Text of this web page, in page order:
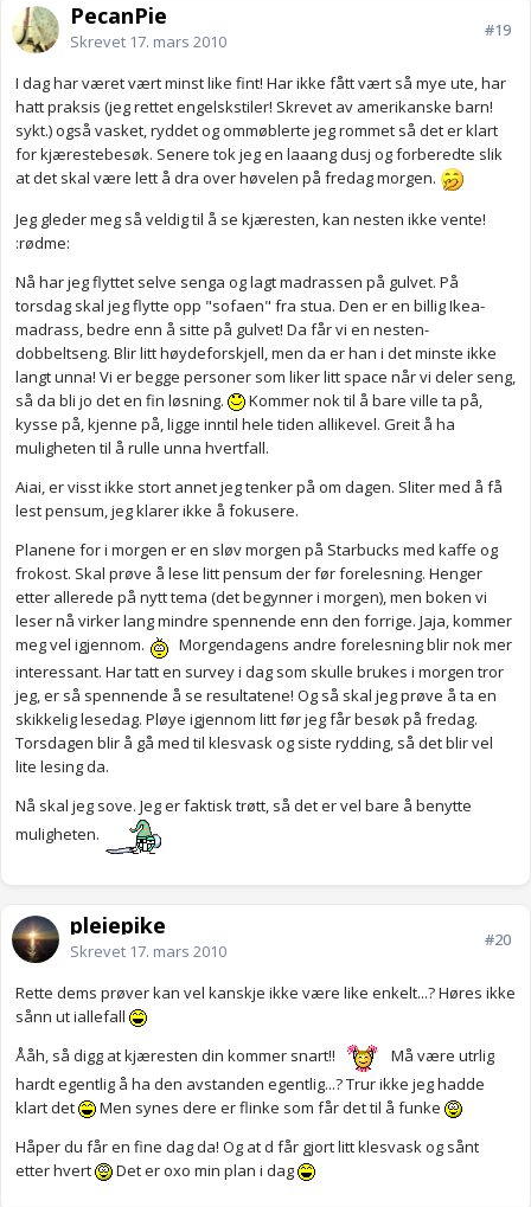
PecanPie
Skrevet 17. mars 2010
#19
I dag har været vært minst like fint! Har ikke fått vært så mye ute, har
hatt praksis (jeg rettet engelskstiler! Skrevet av amerikanske barn!
sykt.) også vasket, ryddet og ommøblerte jeg rommet så det er klart
for kjærestebesøk. Senere tok jeg en laaang dusj og forberedte slik
at det skal være lett å dra over høvelen på fredag morgen.
Jeg gleder meg så veldig til å se kjæresten, kan nesten ikke vente!
:rødme:
Nå har jeg flyttet selve senga og lagt madrassen på gulvet. På
torsdag skal jeg flytte opp "sofaen" fra stua. Den er en billig Ikea-
madrass, bedre enn å sitte på gulvet! Da får vi en nesten-
dobbeltseng. Blir litt høydeforskjell, men da er han i det minste ikke
langt unna! Vi er begge personer som liker litt space når vi deler seng,
så da bli jo det en fin løsning.
Kommer nok til å bare ville ta på,
kysse på, kjenne på, ligge inntil hele tiden allikevel. Greit å ha
muligheten til å rulle unna hvertfall.
Aiai, er visst ikke stort annet jeg tenker på om dagen. Sliter med å få
lest pensum, jeg klarer ikke å fokusere.
Planene for i morgen er en sløv morgen på Starbucks med kaffe og
frokost. Skal prøve å lese litt pensum der før forelesning. Henger
etter allerede på nytt tema (det begynner i morgen), men boken vi
leser nå virker lang mindre spennende enn den forrige. Jaja, kommer
meg vel igjennom.
Morgendagens andre forelesning blir nok mer
interessant. Har tatt en survey i dag som skulle brukes i morgen tror
jeg, er så spennende å se resultatene! Og så skal jeg prøve å ta en
skikkelig lesedag. Pløye igjennom litt før jeg får besøk på fredag.
Torsdagen blir å gå med til klesvask og siste rydding, så det blir vel
lite lesing da.
Nå skal jeg sove. Jeg er faktisk trøtt, så det er vel bare å benytte
muligheten.
pleiepike
Skrevet 17. mars 2010
#20
Rette dems prøver kan vel kanskje ikke være like enkelt...? Høres ikke
sånn ut iallefall
Ååh, så digg at kjæresten din kommer snart!!
Må være utrlig
hardt egentlig å ha den avstanden egentlig...? Trur ikke jeg hadde
klart det
Men synes dere er flinke som får det til å funke
Håper du får en fine dag da! Og at d får gjort litt klesvask og sånt
etter hvert
Det er oxo min plan i dag